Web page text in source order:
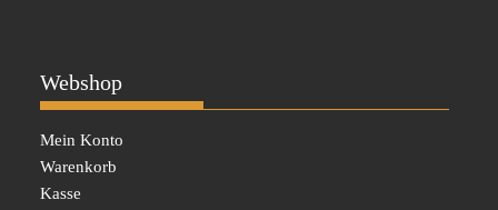
Webshop
Mein Konto
Warenkorb
Kasse